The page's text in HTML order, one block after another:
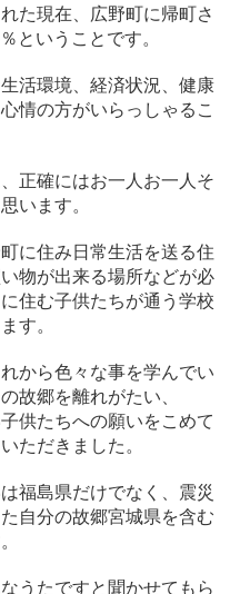
た現在、広野町に帰町さ
ということです。
活環境、経済状況、健康
情の方がいらっしゃるこ
正確にはお一人お一人そ
います。
に住み日常生活を送る住
物が出来る場所などが必
住む子供たちが通う学校
す。
から色々な事を学んでい
故郷を離れがたい、
供たちへの願いをこめて
ただきました。
福島県だけでなく、震災
自分の故郷宮城県を含む
うたですと聞かせてもら